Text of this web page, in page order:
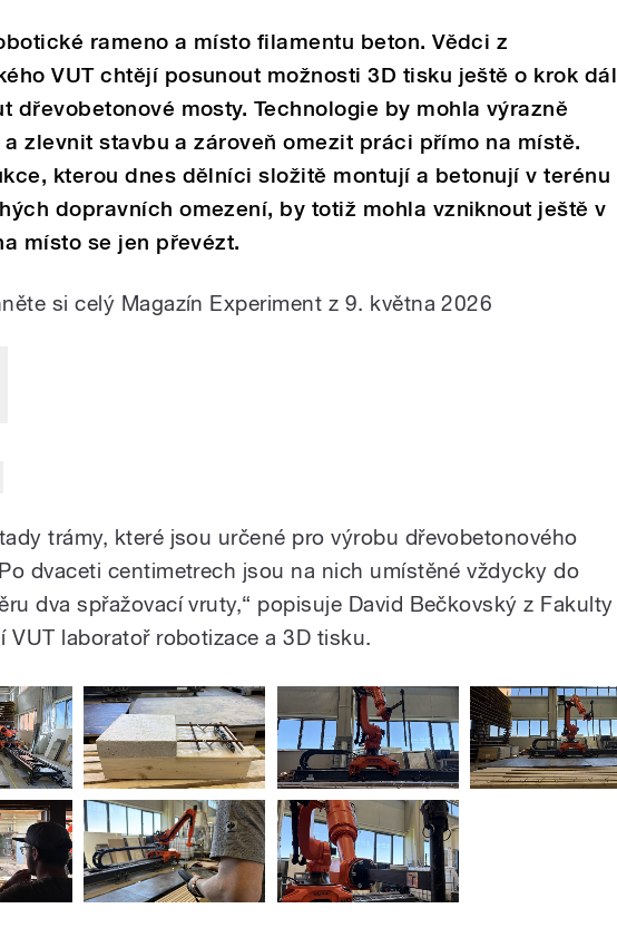
rameno a místo filamentu beton. Vědci z
VUT chtějí posunout možnosti 3D tisku ještě o krok dál
dřevobetonové mosty. Technologie by mohla výrazně
zlevnit stavbu a zároveň omezit práci přímo na místě.
kterou dnes dělníci složitě montují a betonují v terénu
dopravních omezení, by totiž mohla vzniknout ještě v
místo se jen převézt.
si celý Magazín Experiment z 9. května 2026
trámy, které jsou určené pro výrobu dřevobetonového
dvaceti centimetrech jsou na nich umístěné vždycky do
dva spřažovací vruty,“ popisuje David Bečkovský z Fakulty
VUT laboratoř robotizace a 3D tisku.